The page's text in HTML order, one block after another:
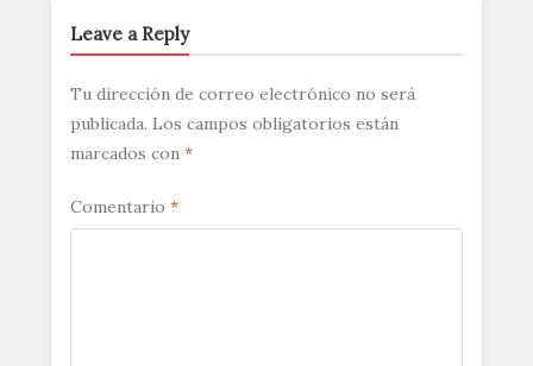
Leave a Reply
Tu dirección de correo electrónico no será
publicada. Los campos obligatorios están
marcados con *
Comentario *